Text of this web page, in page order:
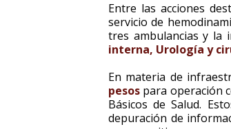
Entre las acciones
servicio de
tres ambulancias y la
interna, Urología y
En materia de
pesos para operación
Básicos de Salud.
depuración de